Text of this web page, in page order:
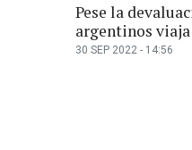
Pese la
argentinos
30 SEP 2022 - 14:56